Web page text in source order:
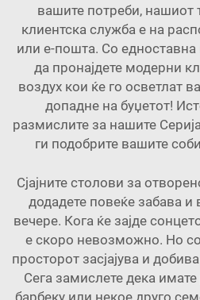
вашите потреби, нашиот
клиентска служба е на
или е-пошта. Со
да пронајдете модерни
воздух кои ќе го осветлат
допадне на буџетот!
размислите за нашите
ги подобрите вашите
Сјајните столови за
додадете повеќе забава и
вечере. Кога ќе зајде
е скоро невозможно. Но
просторот засјајува и
Сега замислете дека